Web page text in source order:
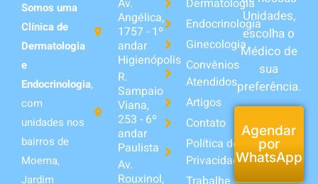
Somos uma
Clínica de
Dermatologia
e
Endocrinologia,
com
unidades nos
bairros de
Moema,
Jardim
Av.
Angélica,
1757 - 1º
andar
Higienópolis
R.
Sampaio
Viana,
253 - 6º
andar
Paulista
Av.
Rouxinol,
Dermatologia
Endocrinologia
Ginecologia
Convênios
Atendidos
Artigos
Contato
Política de
Privacidade
Unidades,
escolha o
Médico de
sua
preferência.
Agendar
por
WhatsApp